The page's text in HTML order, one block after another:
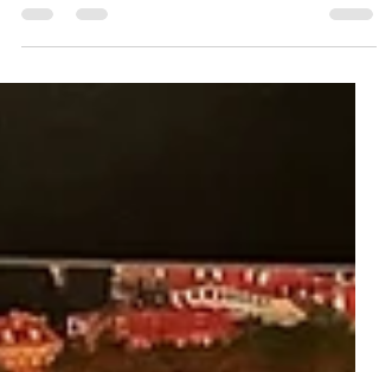
bus zum " Pont Saint-Michel" reicht. Er
wurde im 16. Jahrhundert erbaut und bietet
entlang der wunderschönen Ufer der G